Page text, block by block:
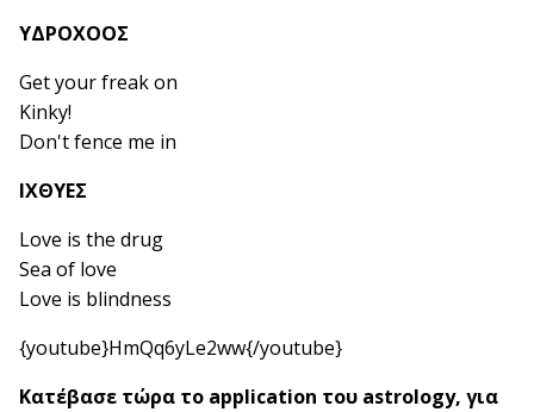
ΥΔΡΟΧΟΟΣ
Get your freak on
Kinky!
Don't fence me in
ΙΧΘΥΕΣ
Love is the drug
Sea of love
Love is blindness
{youtube}HmQq6yLe2ww{/youtube}
Κατέβασε τώρα το application του astrology, για